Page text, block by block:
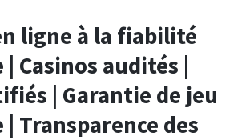
ligne à la fiabilité
Casinos audités |
| Garantie de jeu
Transparence des